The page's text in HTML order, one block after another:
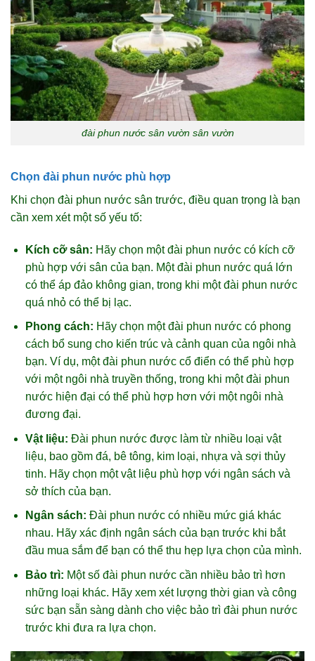
đài phun nước sân vườn sân vườn
Chọn đài phun nước phù hợp
Khi chọn đài phun nước sân trước, điều quan trọng là bạn
cần xem xét một số yếu tố:
Kích cỡ sân: Hãy chọn một đài phun nước có kích cỡ
phù hợp với sân của bạn. Một đài phun nước quá lớn
có thể áp đảo không gian, trong khi một đài phun nước
quá nhỏ có thể bị lạc.
Phong cách: Hãy chọn một đài phun nước có phong
cách bổ sung cho kiến trúc và cảnh quan của ngôi nhà
bạn. Ví dụ, một đài phun nước cổ điển có thể phù hợp
với một ngôi nhà truyền thống, trong khi một đài phun
nước hiện đại có thể phù hợp hơn với một ngôi nhà
đương đại.
Vật liệu: Đài phun nước được làm từ nhiều loại vật
liệu, bao gồm đá, bê tông, kim loại, nhựa và sợi thủy
tinh. Hãy chọn một vật liệu phù hợp với ngân sách và
sở thích của bạn.
Ngân sách: Đài phun nước có nhiều mức giá khác
nhau. Hãy xác định ngân sách của bạn trước khi bắt
đầu mua sắm để bạn có thể thu hẹp lựa chọn của mình.
Bảo trì: Một số đài phun nước cần nhiều bảo trì hơn
những loại khác. Hãy xem xét lượng thời gian và công
sức bạn sẵn sàng dành cho việc bảo trì đài phun nước
trước khi đưa ra lựa chọn.